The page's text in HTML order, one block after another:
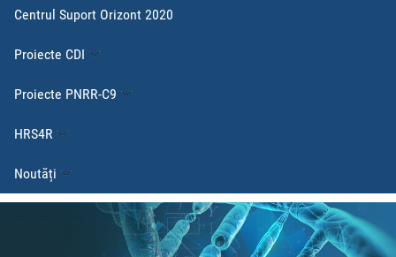
Centrul Suport Orizont 2020
Proiecte CDI
Proiecte PNRR-C9
HRS4R
Noutăți